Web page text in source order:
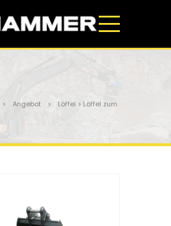
> Angebot > Löffel > Löffel zum